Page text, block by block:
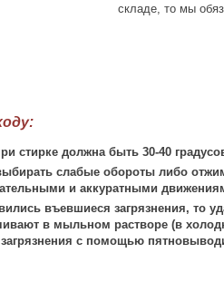
складе, то мы
стирке должна быть 30-40
слабые обороты либо
и аккуратными
въевшиеся загрязнения, то
в мыльном растворе (в
с помощью